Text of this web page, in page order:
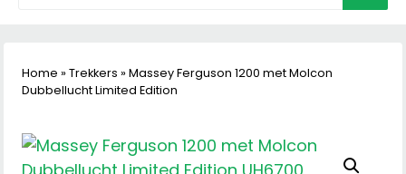
Home » Trekkers » Massey Ferguson 1200 met Molcon
Dubbellucht Limited Edition